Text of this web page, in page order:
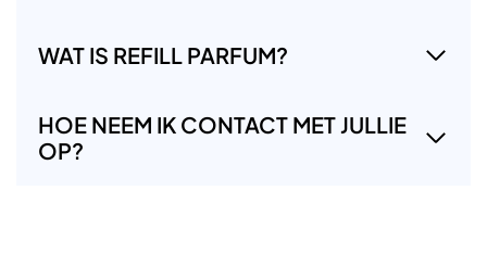
WAT IS REFILL PARFUM?
HOE NEEM IK CONTACT MET JULLIE
OP?